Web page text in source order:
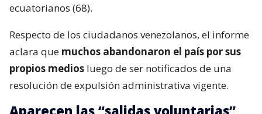
ecuatorianos (68).
Respecto de los ciudadanos venezolanos, el informe
aclara que muchos abandonaron el país por sus
propios medios luego de ser notificados de una
resolución de expulsión administrativa vigente.